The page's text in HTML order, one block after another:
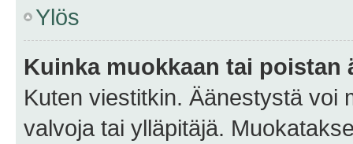
Ylös
Kuinka muokkaan tai poistan
Kuten viestitkin. Äänestystä voi
valvoja tai ylläpitäjä.